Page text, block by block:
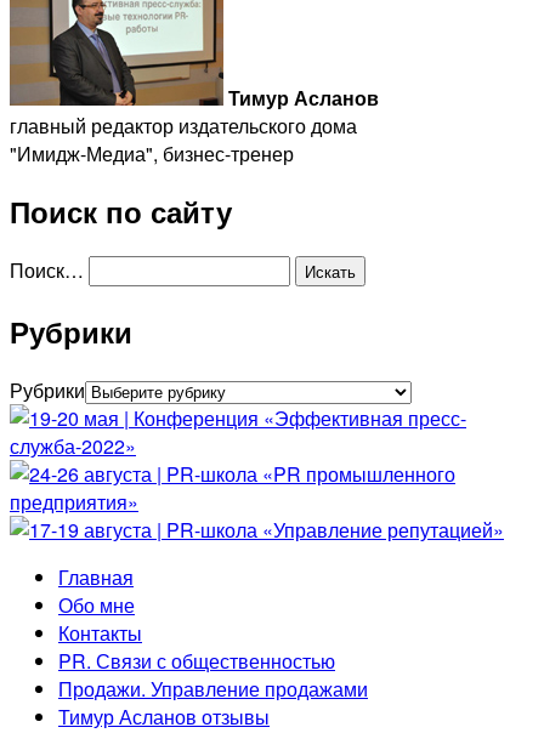
Тимур Асланов
главный редактор издательского дома
"Имидж-Медиа", бизнес-тренер
Поиск по сайту
Поиск…
Рубрики
Рубрики
Главная
Обо мне
Контакты
PR. Связи с общественностью
Продажи. Управление продажами
Тимур Асланов отзывы